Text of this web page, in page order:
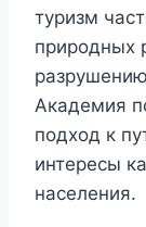
туризм
природных
Академия
подход к
интересы
населения.